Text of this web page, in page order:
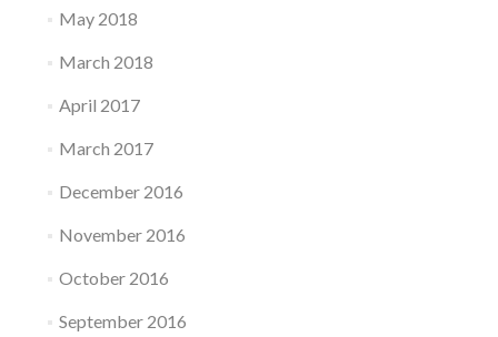
May 2018
March 2018
April 2017
March 2017
December 2016
November 2016
October 2016
September 2016